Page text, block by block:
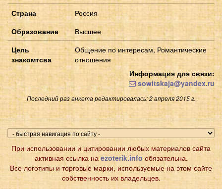
Страна
Россия
Образование
Высшее
Цель
знакомтсва
Общение по интересам, Романтические
отношения
Информация для связи:
sowitskaja@yandex.ru
Последний раз анкета редактировалась: 2 апреля 2015 г.
При использовании и цитировании любых материалов сайта
активная ссылка на ezoterik.info обязательна.
Все логотипы и торговые марки, используемые на этом сайте
собственность их владельцев.